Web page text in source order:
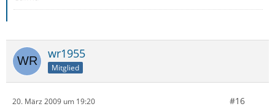
wr1955
Mitglied
20. März 2009 um 19:20 #16